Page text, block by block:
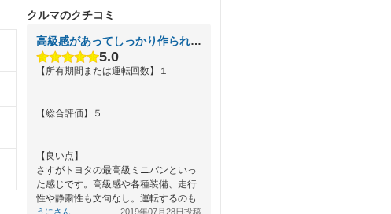
クルマのクチコミ
高級感があってしっかり作られています。
5.0
【所有期間または運転回数】１
【総合評価】５
【良い点】
さすがトヨタの最高級ミニバンといっ
た感じです。高級感や各種装備、走行
性や静粛性も文句なし。運転するのも
うにさん 2019年07月28日投稿